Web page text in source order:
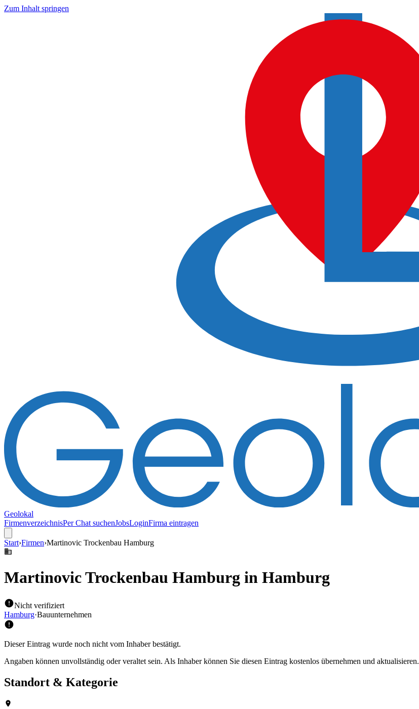
Zum Inhalt springen
Geolokal
FirmenverzeichnisPer Chat suchenJobsLoginFirma eintragen
Start›Firmen›Martinovic Trockenbau Hamburg
Martinovic Trockenbau Hamburg in Hamburg
Nicht verifiziert
Hamburg·Bauunternehmen
Dieser Eintrag wurde noch nicht vom Inhaber bestätigt.
Angaben können unvollständig oder veraltet sein. Als Inhaber können Sie diesen Eintrag kostenlos übernehmen und aktualisieren.
Standort & Kategorie